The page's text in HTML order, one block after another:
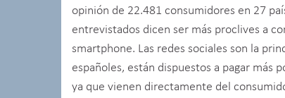
opinión de 22.481 consumidores en 27
entrevistados dicen ser más proclives a
smartphone. Las redes sociales son la
españoles, están dispuestos a pagar más
ya que vienen directamente del